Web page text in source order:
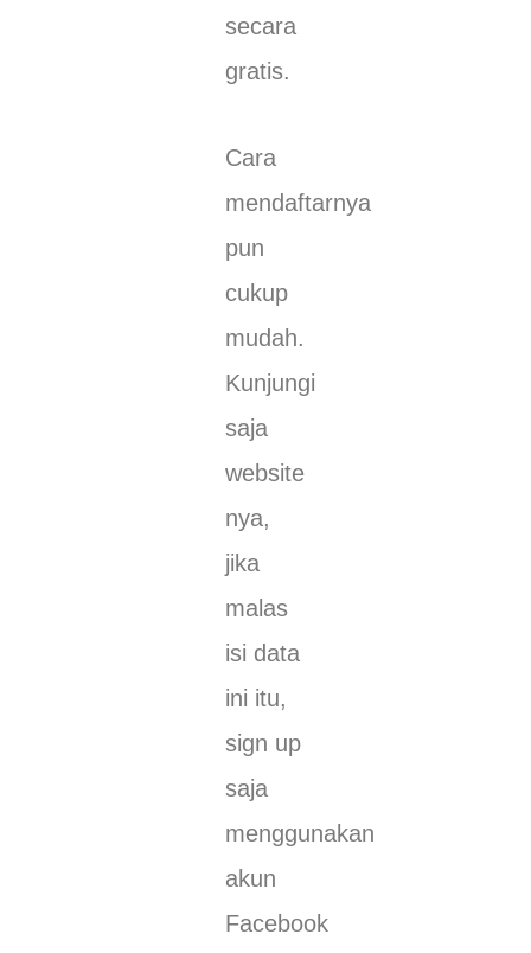
secara
gratis.
Cara
mendaftarnya
pun
cukup
mudah.
Kunjungi
saja
website
nya,
jika
malas
isi data
ini itu,
sign up
saja
menggunakan
akun
Facebook